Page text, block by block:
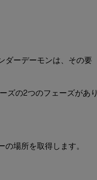
ダーデーモンは、その要
ズの2つのフェーズがあり
場所を取得します。